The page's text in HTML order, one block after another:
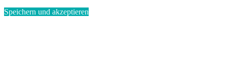
Speichern und akzeptieren